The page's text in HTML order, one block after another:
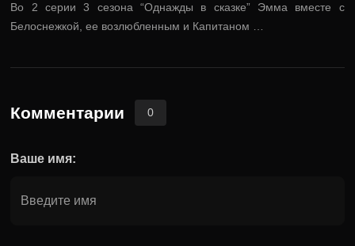
Во 2 серии 3 сезона “Однажды в сказке” Эмма вместе с
Белоснежкой, ее возлюбленным и Капитаном …
Комментарии 0
Ваше имя: